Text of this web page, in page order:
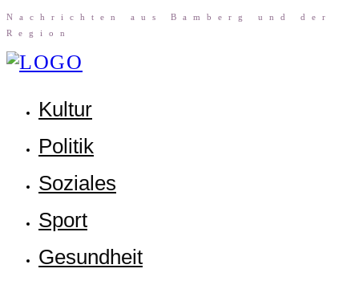
Nach­rich­ten aus Bam­berg und der
Region
Kul­tur
Poli­tik
Sozia­les
Sport
Gesund­heit